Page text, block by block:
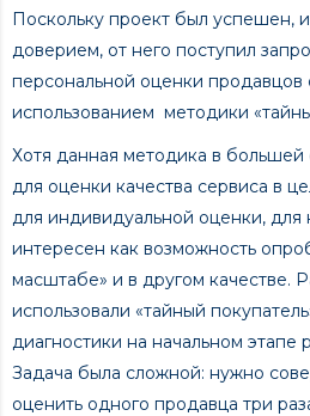
Поскольку проект был успешен,
доверием, от него поступил
персональной оценки продавцов
использованием методики
Хотя данная методика в большей
для оценки качества сервиса в
для индивидуальной оценки, для
интересен как возможность
масштабе» и в другом качестве.
использовали «тайный
диагностики на начальном этапе
Задача была сложной: нужно
оценить одного продавца три